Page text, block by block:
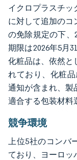
イクロプラスチッ
に対して追加のコ
の免除規定の下、
期限は2026年5月
化粧品は、依然と
れており、化粧
通知が含まれ、製
適合する包装材料
競争環境
上位5社のコンバ
ており、ヨーロッ